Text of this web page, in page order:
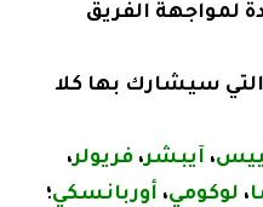
لمواجهة الفريق
سيشارك بها كلا
، آيبشر، فريولر،
، لوكومي، أوربانسكي؛